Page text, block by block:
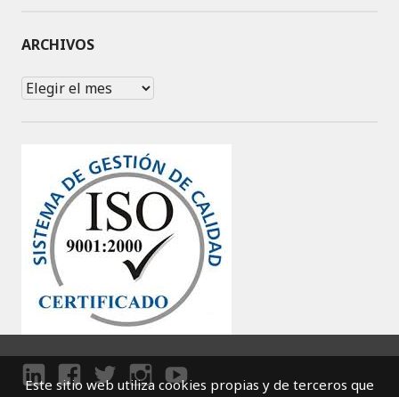
Este sitio web utiliza cookies propias y de terceros que
ARCHIVOS
Archivos